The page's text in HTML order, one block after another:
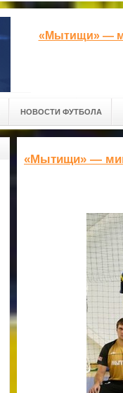
«Мытищи» —
НОВОСТИ ФУТБОЛА
«Мытищи» —